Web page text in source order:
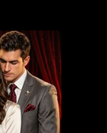
Folge 36
Folge 39